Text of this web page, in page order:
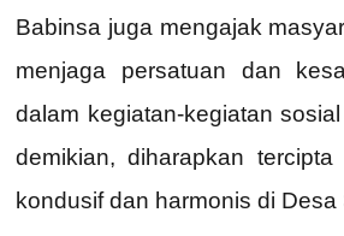
Babinsa juga mengajak
menjaga persatuan dan
dalam kegiatan-kegiatan
demikian, diharapkan
kondusif dan harmonis di Desa